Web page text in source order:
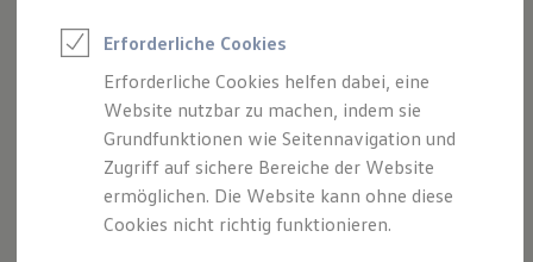
Digitaler Marktplatz
Kauf & Finanzierung
Online-Fahrzeugbewertung
Aktionen & Angebote
E-Auto-Förderung
Für Privatkunden
Für Gewerbekunden
Profi Paket
TopDeal
Impressum
Datenschutzerklärung
Impressum
Erforderliche Cookies
Erforderliche Cookies helfen dabei, eine
Website nutzbar zu machen, indem sie
Grundfunktionen wie Seitennavigation und
Zugriff auf sichere Bereiche der Website
ermöglichen. Die Website kann ohne diese
Cookies nicht richtig funktionieren.